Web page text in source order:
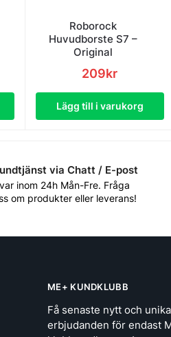
Roborock
Huvudborste S7 –
Original
209kr
Lägg till i varukorg
via Chatt / E-post
inom 24h Mån-Fre. Fråga
om produkter eller leverans!
ME+ KUNDKLUBB
Få senaste nytt och unika
erbjudanden för endast